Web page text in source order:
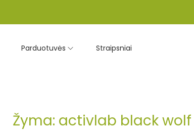
Parduotuvės Straipsniai
Žyma: activlab black wolf